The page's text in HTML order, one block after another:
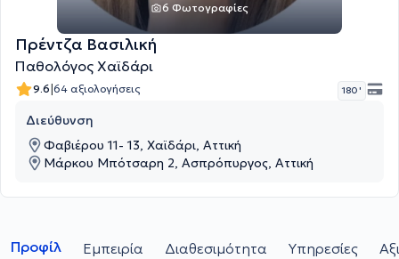
6 Φωτογραφίες
Πρέντζα Βασιλική
Παθολόγος Χαϊδάρι
9.6|64 αξιολογήσεις 180 '
Διεύθυνση
Φαβιέρου 11- 13, Χαϊδάρι, Αττική
Μάρκου Μπότσαρη 2, Ασπρόπυργος, Αττική
Προφίλ Εμπειρία Διαθεσιμότητα Υπηρεσίες